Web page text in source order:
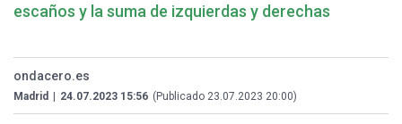
escaños y la suma de izquierdas y derechas
ondacero.es
Madrid 24.07.2023 15:56 (Publicado 23.07.2023 20:00)